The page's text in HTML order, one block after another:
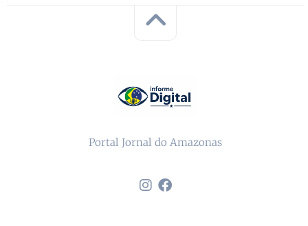
Portal Jornal do Amazonas